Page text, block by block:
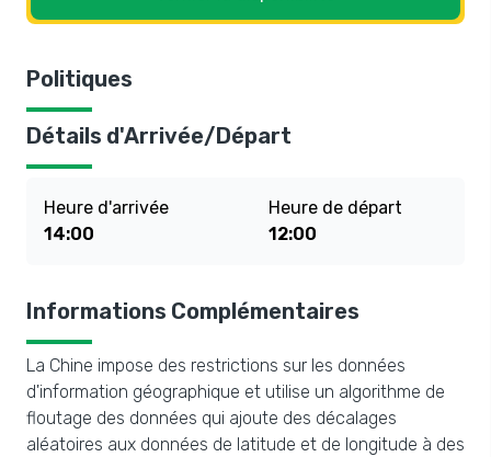
Politiques
Détails d'Arrivée/Départ
Heure d'arrivée
14:00
Heure de départ
12:00
Informations Complémentaires
La Chine impose des restrictions sur les données
d'information géographique et utilise un algorithme de
floutage des données qui ajoute des décalages
aléatoires aux données de latitude et de longitude à des